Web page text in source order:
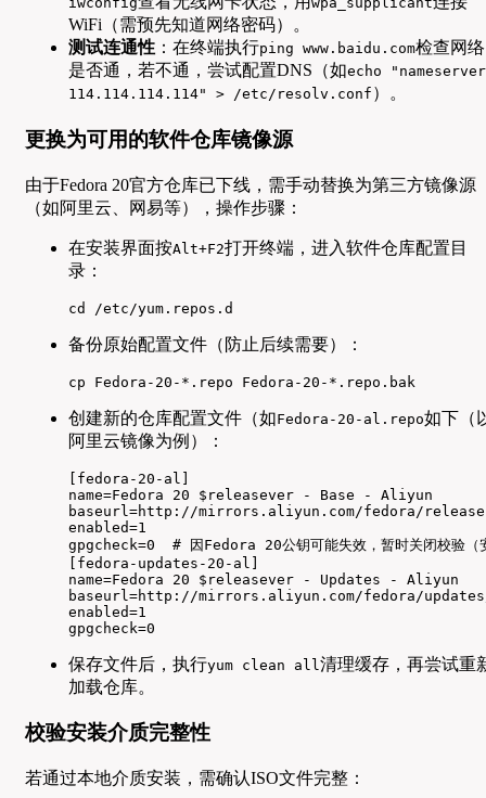
WiFi（需预先知道网络密码）。
测试连通性 ：在终端执行ping www.baidu.com检查网络
是否通，若不通，尝试配置DNS（如echo "nameserver
114.114.114.114" > /etc/resolv.conf ）。
更换为可用的软件仓库镜像源
由于Fedora 20官方仓库已下线，需手动替换为第三方镜像源
（如阿里云、网易等），操作步骤：
在安装界面按Alt+F2打开终端，进入软件仓库配置目
录：
cd /etc/yum.repos.d
备份原始配置文件（防止后续需要）：
cp Fedora-20-*.repo Fedora-20-*.repo.bak
创建新的仓库配置文件（如Fedora-20-al.repo如下（
阿里云镜像为例）：
[fedora-20-al]
name=Fedora 20 $releasever - Base - Aliyun
baseurl=http://mirrors.aliyun.com/fedora/
enabled=1
gpgcheck=0  # 因Fedora 20公钥可能失效，暂时关闭校验
[fedora-updates-20-al]
name=Fedora 20 $releasever - Updates - Aliyun
baseurl=http://mirrors.aliyun.com/fedora/
enabled=1
gpgcheck=0
保存文件后，执行yum clean all 清理缓存，再尝试重
加载仓库。
校验安装介质完整性
若通过本地介质安装，需确认ISO文件完整：